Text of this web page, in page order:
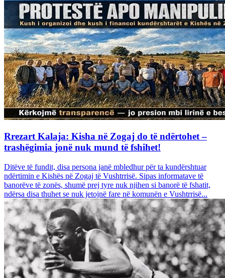
Rrezart Kalaja: Kisha në Zogaj do të ndërtohet –
trashëgimia jonë nuk mund të fshihet!
Ditëve të fundit, disa persona janë mbledhur për ta kundërshtuar
ndërtimin e Kishës në Zogaj të Vushtrrisë. Sipas informatave të
banorëve të zonës, shumë prej tyre nuk njihen si banorë të fshatit,
ndërsa disa thuhet se nuk jetojnë fare në komunën e Vushtrrisë...